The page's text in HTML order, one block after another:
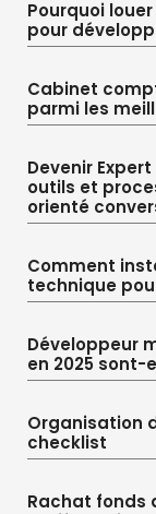
Pourquoi
pour
Cabinet
parmi les
Devenir
outils et
orienté
Comment
technique
Développeur
en 2025
Organisation
checklist
Rachat fonds